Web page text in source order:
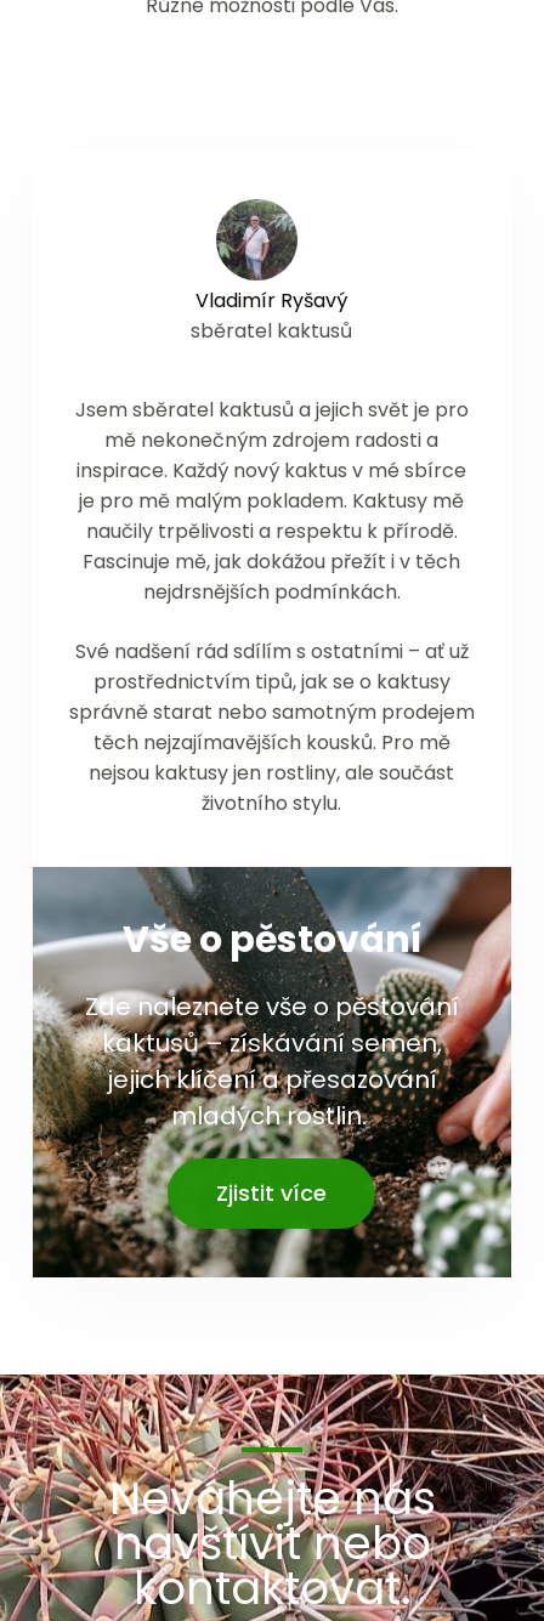
Vladimír Ryšavý
sběratel kaktusů
Jsem sběratel kaktusů a jejich svět je pro
mě nekonečným zdrojem radosti a
inspirace. Každý nový kaktus v mé sbírce
je pro mě malým pokladem. Kaktusy mě
naučily trpělivosti a respektu k přírodě.
Fascinuje mě, jak dokážou přežít i v těch
nejdrsnějších podmínkách.
Své nadšení rád sdílím s ostatními – ať už
prostřednictvím tipů, jak se o kaktusy
správně starat nebo samotným prodejem
těch nejzajímavějších kousků. Pro mě
nejsou kaktusy jen rostliny, ale součást
životního stylu.
Vše o pěstování
Zde naleznete vše o pěstování
kaktusů – získávání semen,
jejich klíčení a přesazování
mladých rostlin.
Zjistit více
Neváhejte nás
navštívit nebo
kontaktovat.